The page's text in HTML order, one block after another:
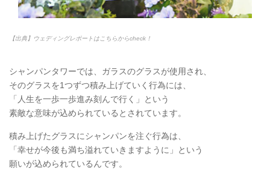
【出典】ウェディングレポートはこちらからcheck！
シャンパンタワーでは、ガラスのグラスが使用され、
そのグラスを1つずつ積み上げていく行為には、
「人生を一歩一歩進み刻んで行く」という
素敵な意味が込められているとされています。
積み上げたグラスにシャンパンを注ぐ行為は、
「幸せが今後も満ち溢れていきますように」という
願いが込められているんです。